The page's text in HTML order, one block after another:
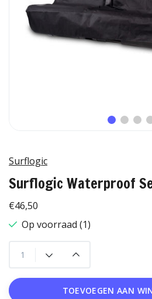
Surflogic
Surflogic Waterproof
€46,50
Op voorraad (1)
TOEVOEGEN AAN